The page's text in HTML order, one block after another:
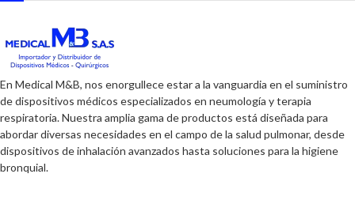
En Medical M&B, nos enorgullece estar a la vanguardia en el suministro
de dispositivos médicos especializados en neumología y terapia
respiratoria. Nuestra amplia gama de productos está diseñada para
abordar diversas necesidades en el campo de la salud pulmonar, desde
dispositivos de inhalación avanzados hasta soluciones para la higiene
bronquial.